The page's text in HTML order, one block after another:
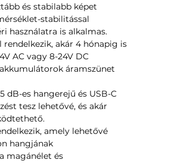
és stabilabb képet
stabilitással
használatra is alkalmas.
akár 4 hónapig is
AC vagy 8-24V DC
áramszünet
es hangerejű és USB-C
tesz lehetővé, és akár
amely lehetővé
hangjának
magánélet és